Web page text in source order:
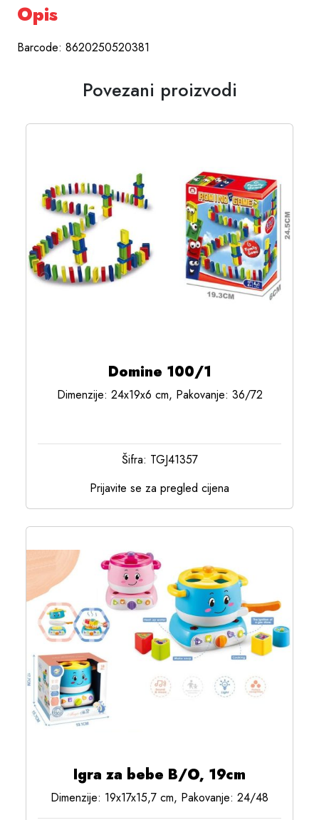
Opis
Barcode: 8620250520381
Povezani proizvodi
Domine 100/1
Dimenzije: 24x19x6 cm, Pakovanje: 36/72
Šifra: TGJ41357
Prijavite se za pregled cijena
Igra za bebe B/O, 19cm
Dimenzije: 19x17x15,7 cm, Pakovanje: 24/48